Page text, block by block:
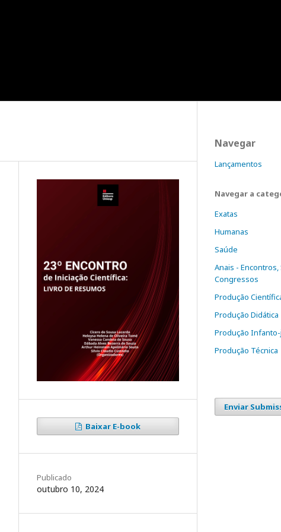
Baixar E-book
Publicado
outubro 10, 2024
Navegar
Lançamentos
Navegar a
Exatas
Humanas
Saúde
Anais -
Congressos
Produção
Produção Didática
Produção
Produção Técnica
Enviar